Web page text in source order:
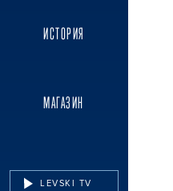
ИСТОРИЯ
МАГАЗИН
LEVSKI TV